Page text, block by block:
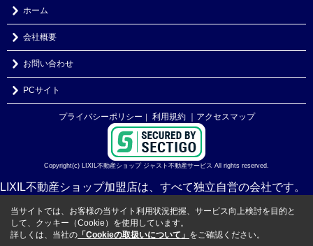
ホーム
会社概要
お問い合わせ
PCサイト
プライバシーポリシー ｜ 利用規約 ｜アクセスマップ
Copyright(c) LIXIL不動産ショップ ジャスト不動産サービス All rights reserved.
LIXIL不動産ショップ加盟店は、すべて独立自営の会社です。
当サイトでは、お客様の当サイト利用状況把握、サービス向上検討を目的と
して、クッキー（Cookie）を使用しています。
詳しくは、当社の 「Cookieの取扱いについて」 をご確認ください。